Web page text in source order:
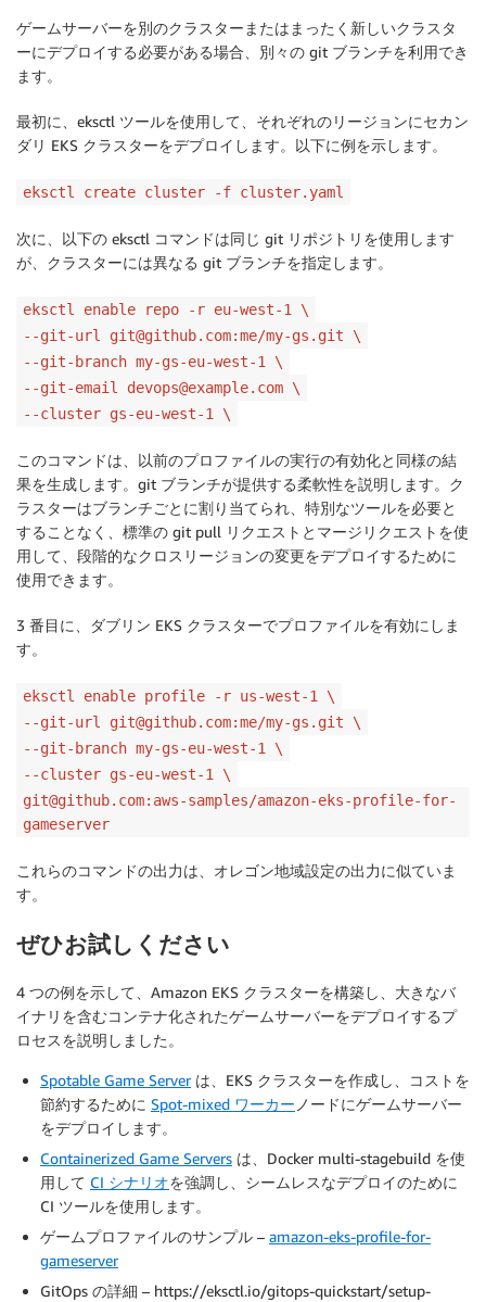
ゲームサーバーを別のクラスターまたはまったく新しいクラスタ
ーにデプロイする必要がある場合、別々の git ブランチを利用でき
ます。
最初に、eksctl ツールを使用して、それぞれのリージョンにセカン
ダリ EKS クラスターをデプロイします。以下に例を示します。
eksctl create cluster -f cluster.yaml
次に、以下の eksctl コマンドは同じ git リポジトリを使用します
が、クラスターには異なる git ブランチを指定します。
eksctl enable repo -r eu-west-1 \
--git-url git@github.com:me/my-gs.git \
--git-branch my-gs-eu-west-1 \
--git-email devops@example.com \
--cluster gs-eu-west-1 \
このコマンドは、以前のプロファイルの実行の有効化と同様の結
果を生成します。git ブランチが提供する柔軟性を説明します。ク
ラスターはブランチごとに割り当てられ、特別なツールを必要と
することなく、標準の git pull リクエストとマージリクエストを使
用して、段階的なクロスリージョンの変更をデプロイするために
使用できます。
3 番目に、ダブリン EKS クラスターでプロファイルを有効にしま
す。
eksctl enable profile -r us-west-1 \
--git-url git@github.com:me/my-gs.git \
--git-branch my-gs-eu-west-1 \
--cluster gs-eu-west-1 \
git@github.com:aws-samples/amazon-eks-profile-for-
gameserver
これらのコマンドの出力は、オレゴン地域設定の出力に似ていま
す。
ぜひお試しください
4 つの例を示して、Amazon EKS クラスターを構築し、大きなバ
イナリを含むコンテナ化されたゲームサーバーをデプロイするプ
ロセスを説明しました。
Spotable Game Serverは、EKS クラスターを作成し、コストを
節約するために Spot-mixed ワーカー ノードにゲームサーバー
をデプロイします。
Containerized Game Servers は、Docker multi-stagebuild を使
用して CI シナリオを強調し、シームレスなデプロイのために
CI ツールを使用します。
ゲームプロファイルのサンプル – amazon-eks-profile-for-
gameserver
GitOps の詳細 – https://eksctl.io/gitops-quickstart/setup-